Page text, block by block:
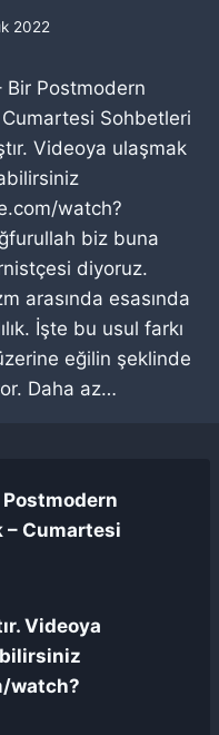
2022
Bir Postmodern
Sohbetleri
Videoya ulaşmak
watch?
biz buna
diyoruz.
arasında esasında
İşte bu usul farkı
eğilin şeklinde
Daha az…
Postmodern
– Cumartesi
Videoya
watch?